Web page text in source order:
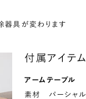
器具が変わります
付属アイテム
アームテーブル
素材
パーシャ